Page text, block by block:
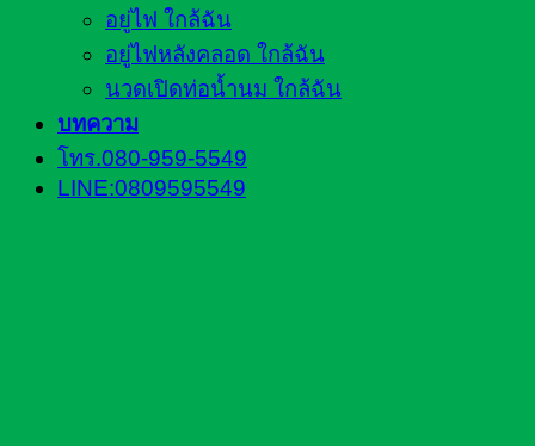
อยู่ไฟ ใกล้ฉัน
อยู่ไฟหลังคลอด ใกล้ฉัน
นวดเปิดท่อน้ำนม ใกล้ฉัน
บทความ
โทร.080-959-5549
LINE:0809595549